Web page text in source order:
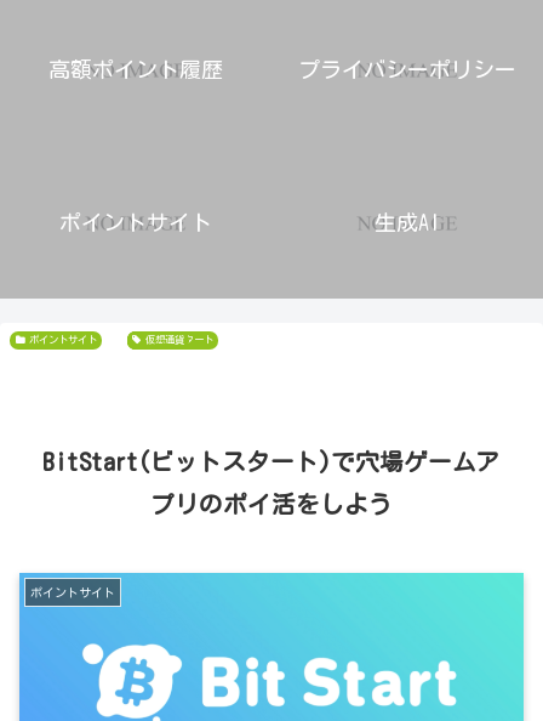
高額ポイント履歴 プライバシーポリシー
ポイントサイト 生成AI
BitStart(ビットスタート)で穴場ゲームア
プリのポイ活をしよう
ポイントサイト
ポイントサイト Bit Start
Bitcoin
ビットコイン
ビットスタート
仮想通貨